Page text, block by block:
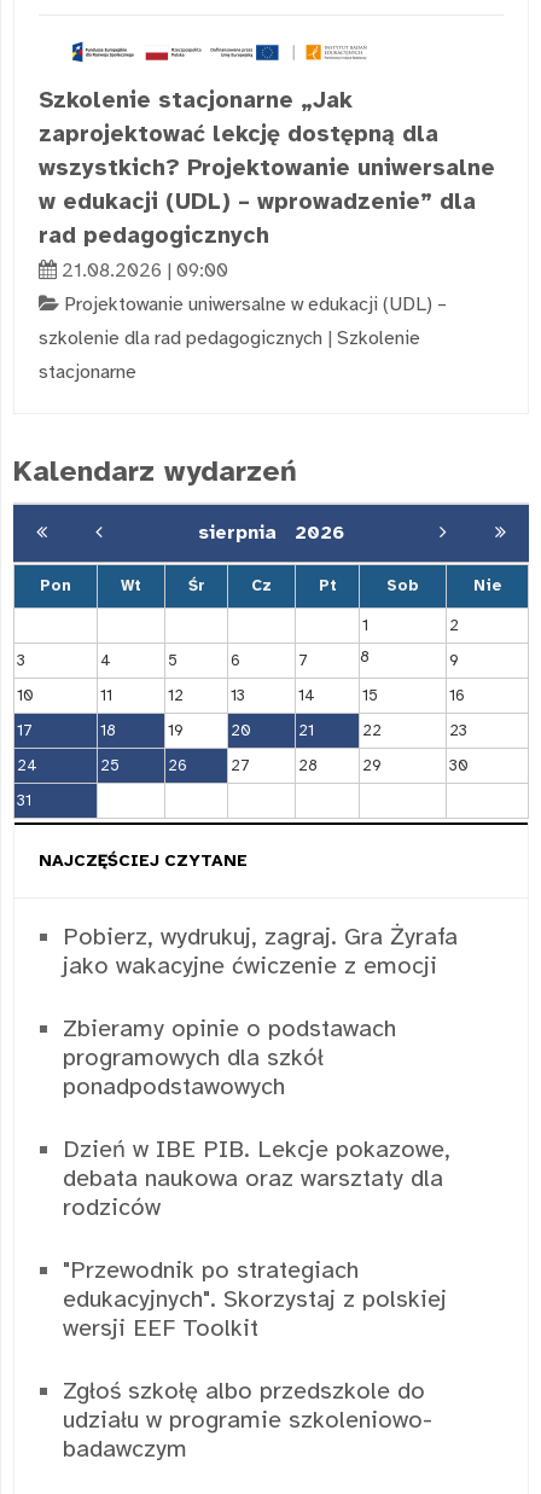
Szkolenie stacjonarne „Jak
zaprojektować lekcję dostępną dla
wszystkich? Projektowanie uniwersalne
w edukacji (UDL) – wprowadzenie” dla
rad pedagogicznych
21.08.2026 | 09:00
Projektowanie uniwersalne w edukacji (UDL) –
szkolenie dla rad pedagogicznych | Szkolenie
stacjonarne
Kalendarz wydarzeń
sierpnia 2026
Pon Wt Śr Cz Pt Sob Nie
1
2
3
4 5 6 7 8
9
10
11 12 13 14 15
16
17
18 19 20 21 22
23
24
25 26 27 28 29
30
31
NAJCZĘŚCIEJ CZYTANE
Pobierz, wydrukuj, zagraj. Gra Żyrafa
jako wakacyjne ćwiczenie z emocji
Zbieramy opinie o podstawach
programowych dla szkół
ponadpodstawowych
Dzień w IBE PIB. Lekcje pokazowe,
debata naukowa oraz warsztaty dla
rodziców
"Przewodnik po strategiach
edukacyjnych". Skorzystaj z polskiej
wersji EEF Toolkit
Zgłoś szkołę albo przedszkole do
udziału w programie szkoleniowo-
badawczym